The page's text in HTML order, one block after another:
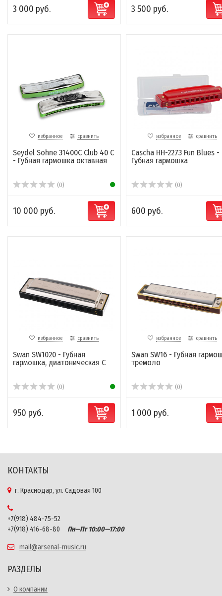
3 000 руб. 3 500 руб.
избранное сравнить
Seydel Sohne 31400C Club 40 C
- Губная гармошка октавная
(0)
10 000 руб.
избранное сравнить
Cascha HH-2273 Fun Blues -
Губная гармошка
(0)
600 руб.
избранное сравнить
Swan SW1020 - Губная
гармошка, диатоническая C
(0)
950 руб.
избранное сравнить
Swan SW16 - Губная
тремоло
(0)
1 000 руб.
КОНТАКТЫ
г. Краснодар, ул. Садовая 100
+7(918) 484-75-52
+7(918) 416-68-80
Пн—Пт 10:00—17:00
mail@arsenal-music.ru
РАЗДЕЛЫ
О компании